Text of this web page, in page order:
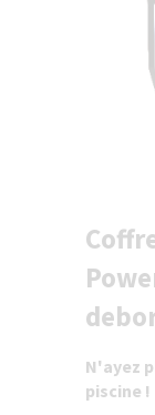
N'ayez
piscine !